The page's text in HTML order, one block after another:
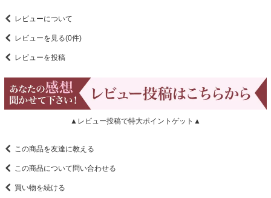
レビューについて
レビューを見る(0件)
レビューを投稿
▲レビュー投稿で特大ポイントゲット▲
この商品を友達に教える
この商品について問い合わせる
買い物を続ける